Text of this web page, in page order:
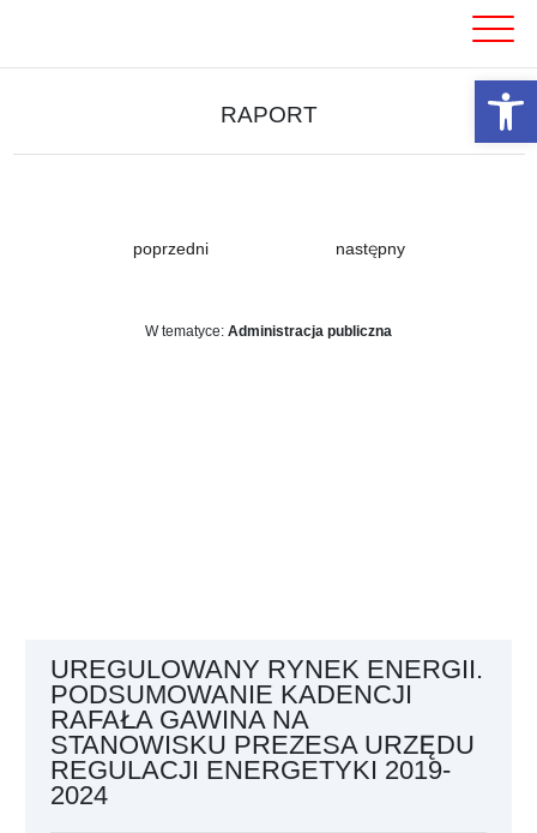
RAPORT
poprzedni następny
W tematyce: Administracja publiczna
UREGULOWANY RYNEK ENERGII.
PODSUMOWANIE KADENCJI
RAFAŁA GAWINA NA
STANOWISKU PREZESA URZĘDU
REGULACJI ENERGETYKI 2019-
2024